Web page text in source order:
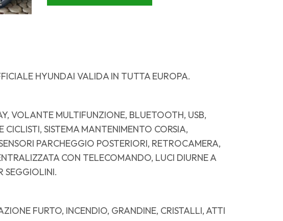
HYUNDAI VALIDA IN TUTTA EUROPA.
VOLANTE MULTIFUNZIONE, BLUETOOTH, USB,
SISTEMA MANTENIMENTO CORSIA,
PARCHEGGIO POSTERIORI, RETROCAMERA,
CON TELECOMANDO, LUCI DIURNE A
SEGGIOLINI.
FURTO, INCENDIO, GRANDINE, CRISTALLI, ATTI